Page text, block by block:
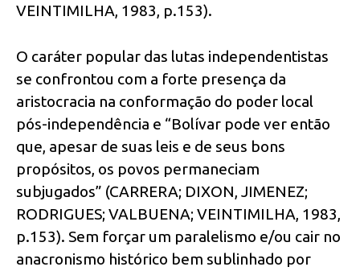
VEINTIMILHA, 1983, p.153).
O caráter popular das lutas independentistas
se confrontou com a forte presença da
aristocracia na conformação do poder local
pós-independência e “Bolívar pode ver então
que, apesar de suas leis e de seus bons
propósitos, os povos permaneciam
subjugados” (CARRERA; DIXON, JIMENEZ;
RODRIGUES; VALBUENA; VEINTIMILHA, 1983,
p.153). Sem forçar um paralelismo e/ou cair no
anacronismo histórico bem sublinhado por